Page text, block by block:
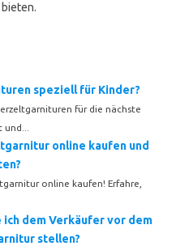
speziell für Kinder?
für die nächste
online kaufen und
online kaufen! Erfahre,
dem Verkäufer vor dem
stellen?